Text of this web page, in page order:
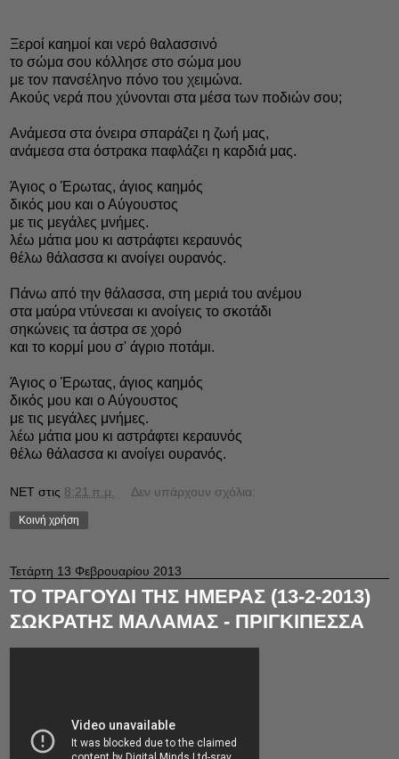
Ξεροί καημοί και νερό θαλασσινό
το σώμα σου κόλλησε στο σώμα μου
με τον πανσέληνο πόνο του χειμώνα.
Ακούς νερά που χύνονται στα μέσα των ποδιών σου;
Ανάμεσα στα όνειρα σπαράζει η ζωή μας,
ανάμεσα στα όστρακα παφλάζει η καρδιά μας.
Άγιος ο Έρωτας, άγιος καημός
δικός μου και ο Αύγουστος
με τις μεγάλες μνήμες.
λέω μάτια μου κι αστράφτει κεραυνός
θέλω θάλασσα κι ανοίγει ουρανός.
Πάνω από την θάλασσα, στη μεριά του ανέμου
στα μαύρα ντύνεσαι κι ανοίγεις το σκοτάδι
σηκώνεις τα άστρα σε χορό
και το κορμί μου σ' άγριο ποτάμι.
Άγιος ο Έρωτας, άγιος καημός
δικός μου και ο Αύγουστος
με τις μεγάλες μνήμες.
λέω μάτια μου κι αστράφτει κεραυνός
θέλω θάλασσα κι ανοίγει ουρανός.
NET στις 8:21 π.μ. Δεν υπάρχουν σχόλια:
Κοινή χρήση
Τετάρτη 13 Φεβρουαρίου 2013
ΤΟ ΤΡΑΓΟΥΔΙ ΤΗΣ ΗΜΕΡΑΣ (13-2-2013)
ΣΩΚΡΑΤΗΣ ΜΑΛΑΜΑΣ - ΠΡΙΓΚΙΠΕΣΣΑ